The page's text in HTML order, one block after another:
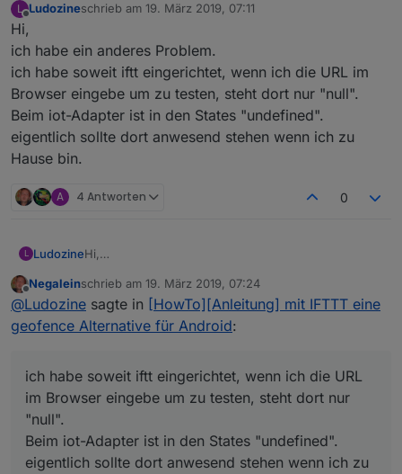
dir doch anwesend/abwesend stehen. Darauf
Also zuerst auf Änderung von iot. 0.services.ifttt
und dann falls anwesend Aktion ausführen.
Danke
Ich kann da nirgends "Nega anwesend" eingeben,
bzw. auswählen.
L Ludozineschrieb am 19. März 2019, 07:11
zuletzt editiert von
Hi,
ich habe ein anderes Problem.
ich habe soweit iftt eingerichtet, wenn ich die URL im
Browser eingebe um zu testen, steht dort nur "null".
Beim iot-Adapter ist in den States "undefined".
eigentlich sollte dort anwesend stehen wenn ich zu
Hause bin.
A 4 Antworten 0
L LudozineHi,
ich habe soweit iftt eingerichtet, wenn ich die URL im
Browser eingebe um zu testen, steht dort nur "null".
Beim iot-Adapter ist in den States "undefined".
Offline
Negaleinschrieb am 19. März 2019, 07:24
zuletzt editiert von
@Ludozine sagte in [HowTo][Anleitung] mit IFTTT eine
geofence Alternative für Android:
ich habe soweit iftt eingerichtet, wenn ich die URL
im Browser eingebe um zu testen, steht dort nur
"null".
Beim iot-Adapter ist in den States "undefined".
eigentlich sollte dort anwesend stehen wenn ich zu